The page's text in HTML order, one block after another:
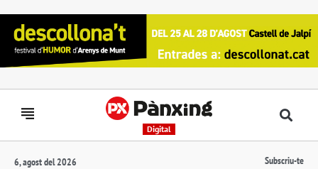
Digital
6, agost del 2026 Subscriu-te